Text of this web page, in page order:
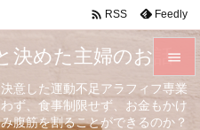
決めた主婦のお話
意した運動不足アラフィフ専業
ず、食事制限せず、お金もかけ
腹筋を割ることができるのか？


メニュ
 RSS Feedly